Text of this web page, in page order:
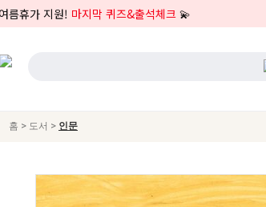
여름휴가 지원! 마지막 퀴즈&출석체크 💫
홈 > 도서 > 인문